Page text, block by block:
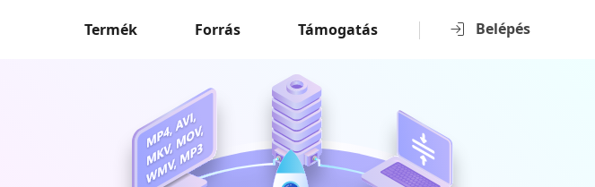
Belépés
Termék Forrás Támogatás